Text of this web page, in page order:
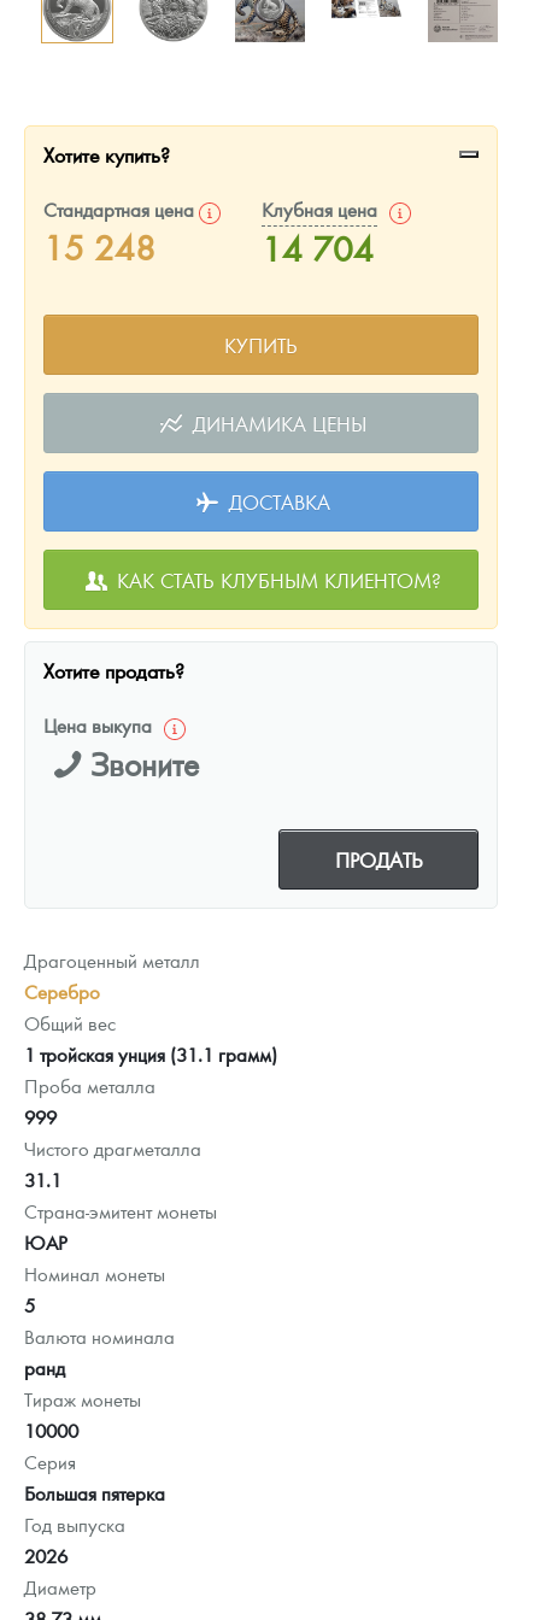
Русская нумизматика
Монеты и жетоны из недрагоценных металлов
Книги по нумизматике
Хотите купить?
Стандартная цена
15 248
Клубная цена
14 704
КУПИТЬ
ДИНАМИКА ЦЕНЫ
ДОСТАВКА
КАК СТАТЬ КЛУБНЫМ КЛИЕНТОМ?
Хотите продать?
Цена выкупа
Звоните
ПРОДАТЬ
Драгоценный металл
Серебро
Общий вес
1 тройская унция (31.1 грамм)
Проба металла
999
Чистого драгметалла
31.1
Страна-эмитент монеты
ЮАР
Номинал монеты
5
Валюта номинала
ранд
Тираж монеты
10000
Серия
Большая пятерка
Год выпуска
2026
Диаметр